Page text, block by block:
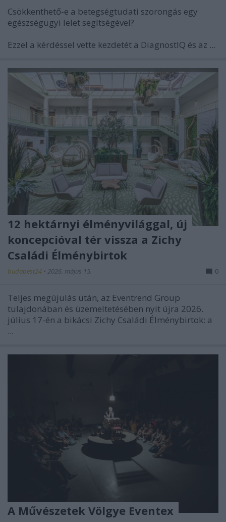
Csökkenthető-e a betegségtudati szorongás egy
egészségügyi lelet segítségével?
Ezzel a kérdéssel vette kezdetét a DiagnostIQ és az ...
12 hektárnyi élményvilággal, új
koncepcióval tér vissza a Zichy
Családi Élménybirtok
budapest24 • 2026. május 15. 0
Teljes megújulás után, az Eventrend Group
tulajdonában és üzemeltetésében nyit újra 2026.
július 17-én a bikácsi Zichy Családi Élménybirtok: a
...
A Művészetek Völgye Eventex